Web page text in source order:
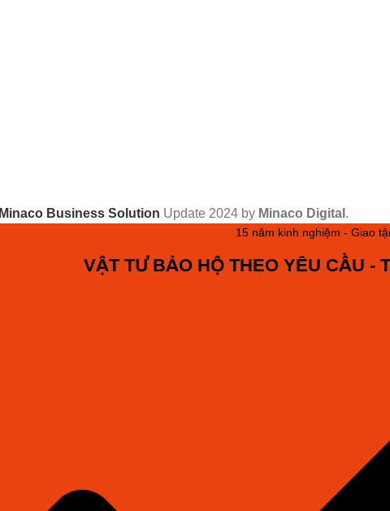
Minaco Business Solution Update 2024 by Minaco Digital .
15 năm kinh nghiệm - Giao
VẬT TƯ BẢO HỘ THEO YÊU CẦU -